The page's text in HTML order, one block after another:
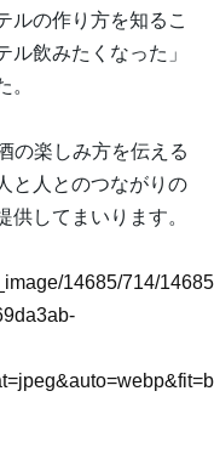
ルの作り方を知るこ
ル飲みたくなった」
。
の楽しみ方を伝える
と人とのつながりの
してまいります。
14685/714/